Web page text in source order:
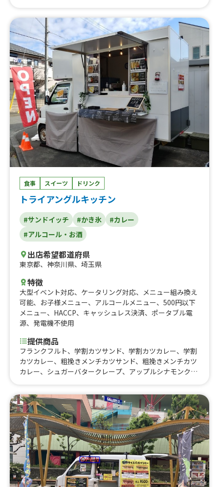
食事 スイーツ ドリンク
トライアングルキッチン
#サンドイッチ #かき氷
#カレー
#アルコール・お酒
出店希望都道府県
東京都、 神奈川県、 埼玉県
特徴
大型イベント対応、 ケータリング対応、 メニュー組み換え
可能、 お子様メニュー、 アルコールメニュー、 500円以下
メニュー、 HACCP、 キャッシュレス決済、 ポータブル電
源、 発電機不使用
提供商品
フランクフルト、学割カツサンド、学割カツカレー、学割
カツカレー、粗挽きメンチカツサンド、粗挽きメンチカツ
カレー、シュガーバタークレープ、アップルシナモンクレ
ケ、特製レモンサワー、サッポロ生ビール、定番チョコバ
ナナクレープ、期間限定イチゴクレープ、豚汁、自家製チ
ャーシュー丼、ソース焼そば、揚げたこ焼き６個入り、か
ら揚げ丼～和風マヨネーズ仕立て～、特上天丼、カツカレ
ー、カレー、山盛りかき氷、飛騨牛コロッケサンド、カツ
サンド、厚焼卵サンド